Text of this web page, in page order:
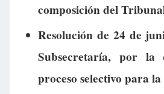
composición del
Resolución de 24 de
Subsecretaría, por la
proceso selectivo para